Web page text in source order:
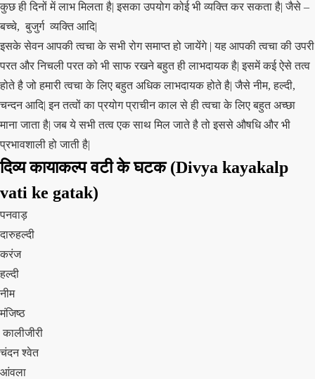
कुछ ही दिनों में लाभ मिलता है| इसका उपयोग कोई भी व्यक्ति कर सकता है| जैसे –
बच्चे, बुजुर्ग व्यक्ति आदि|
इसके सेवन आपकी त्वचा के सभी रोग समाप्त हो जायेंगे | यह आपकी त्वचा की उपरी
परत और निचली परत को भी साफ रखने बहुत ही लाभदायक है| इसमें कई ऐसे तत्व
होते है जो हमारी त्वचा के लिए बहुत अधिक लाभदायक होते है| जैसे नीम, हल्दी,
चन्दन आदि| इन तत्वों का प्रयोग प्राचीन काल से ही त्वचा के लिए बहुत अच्छा
माना जाता है| जब ये सभी तत्व एक साथ मिल जाते है तो इससे औषधि और भी
प्रभावशाली हो जाती है|
दिव्य कायाकल्प वटी के घटक(Divya kayakalp
vati ke gatak)
पनवाड़
दारुहल्दी
करंज
हल्दी
नीम
मंजिष्ठ
कालीजीरी
चंदन श्वेत
आंवला